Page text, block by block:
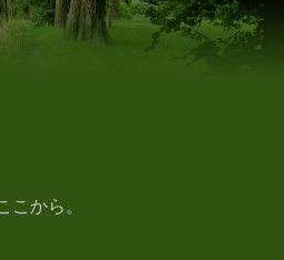
こから。